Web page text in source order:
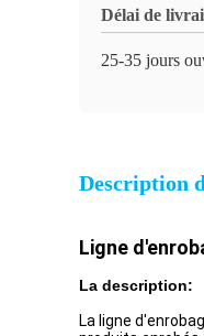
Délai de
25-35 jours
Description
Ligne
La description:
La ligne